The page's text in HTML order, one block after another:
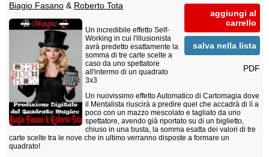
aggiungi al
carrello
salva nella lista
PDF
Biagio Fasano & Roberto Tota
Un incredibile effetto Self-
Working in cui l'illusionista
avrà predetto esattamente la
somma di tre carte scelte a
caso da uno spettatore
all'intermo di un quadrato
3x3
Un nuovissimo effetto Automatico di Cartomagia dove
il Mentalista riuscirà a predire quel che accadrà di lì a
poco con un mazzo mescolato e tagliato da uno
spettatore, avendo già riportato su di un biglietto,
chiuso in una busta, la somma esatta dei valori di tre
carte scelte tra le nove che in ultimo verranno disposte a formare un
quadrato!